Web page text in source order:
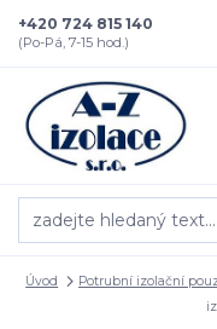
+420 724 815 140
(Po-Pá, 7-15 hod.)
Úvod Potrubní izolační